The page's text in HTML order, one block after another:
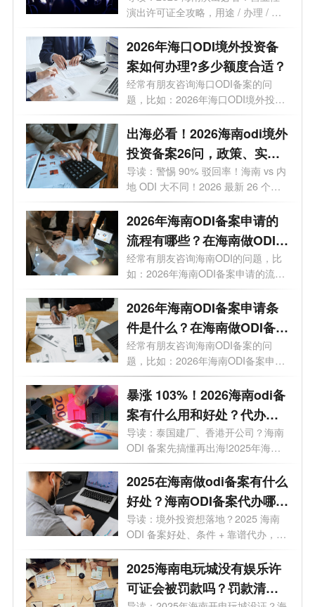
演出许可证全攻略，用途 / 办理 / 地
点 / 流...
2026年海口ODI境外投资备
案如何办理?多少额度合适？
经常有朋友咨询海口ODI备案的问
题，比如：2026年海口ODI境外投资
备案如何办...
出海必看！2026海南odi境外
投资备案26问，政策、实
操、避坑全覆盖
导读：警惕 90% 驳回率！海南 vs 内
地 ODI 大不同！2026 最新 26 个高
频问题，专...
2026年海南ODI备案申请的
流程有哪些？在海南做ODI备
案通过几率高吗？
经常有朋友咨询海南ODI的问题，比
如：2026年海南ODI备案申请的流程
有哪些？...
2026年海南ODI备案申请条
件是什么？在海南做ODI备案
有什么好处?
经常有朋友咨询海南ODI备案的问
题，比如：2026年海南ODI备案申请
条件是什么...
暴涨 103%！2026海南odi备
案有什么用和好处？代办选
哪家？一文讲透
导读：泰国建厂、香港开公司？海南
ODI 备案先搞懂再出海!2025年海南
企业境外...
2025在海南做odi备案有什么
好处？海南ODI备案代办哪家
靠谱？一文了解
导读：境外投资想落地？2025 海南
ODI 备案好处、条件 + 靠谱代办，全
给你整...
2025海南电玩城没有娱乐许
可证会被罚款吗？罚款清单